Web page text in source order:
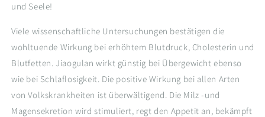
und Seele!
Viele wissenschaftliche Untersuchungen bestätigen die
wohltuende Wirkung bei erhöhtem Blutdruck, Cholesterin und
Blutfetten. Jiaogulan wirkt günstig bei Übergewicht ebenso
wie bei Schlaflosigkeit. Die positive Wirkung bei allen Arten
von Volkskrankheiten ist überwältigend. Die Milz -und
Magensekretion wird stimuliert, regt den Appetit an, bekämpft